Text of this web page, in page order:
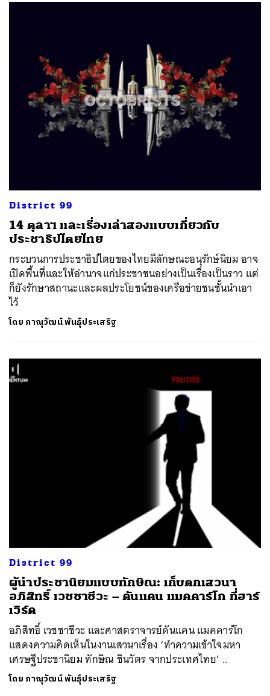
District 99
​14 ตุลาฯ และเรื่องเล่าสองแบบเกี่ยวกับ
ประชาธิปไตยไทย
กระบวนการประชาธิปไตยของไทยมีลักษณะอนุรักษ์นิยม อาจ
เปิดพื้นที่และให้อำนาจแก่ประชาชนอย่างเป็นเรื่องเป็นราว แต่
ก็ยังรักษาสถานะและผลประโยชน์ของเครือข่ายชนชั้นนำเอา
ไว้
โดย ภาณุวัฒน์ พันธุ์ประเสริฐ
District 99
ผู้นำประชานิยมแบบทักษิณ: เก็บตกเสวนา
อภิสิทธิ์ เวชชาชีวะ – ดันแคน แมคคาร์โก ที่ฮาร์
เวิร์ด
อภิสิทธิ์ เวชชาชีวะ และศาสตราจารย์ดันแคน แมคคาร์โก
แสดงความคิดเห็นในงานเสวนาเรื่อง ‘ทำความเข้าใจมหา
เศรษฐีประชานิยม ทักษิณ ชินวัตร จากประเทศไทย’ ..
โดย ภาณุวัฒน์ พันธุ์ประเสริฐ